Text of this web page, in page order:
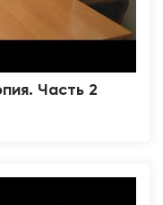
Часть 2